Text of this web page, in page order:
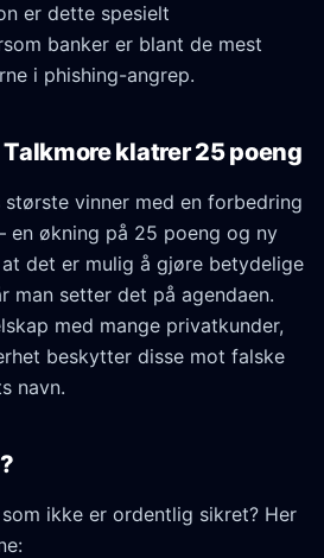
er dette spesielt
banker er blant de mest
i phishing-angrep.
klatrer 25 poeng
største vinner med en forbedring
økning på 25 poeng og ny
det er mulig å gjøre betydelige
man setter det på agendaen.
med mange privatkunder,
beskytter disse mot falske
navn.
ikke er ordentlig sikret? Her